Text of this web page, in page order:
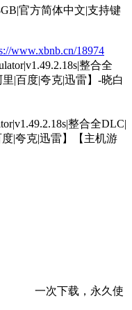
官方简体中文|支持键
www.xbnb.cn/18974
整合全DLC|
|夸克|迅雷】【主机游
一次下载，永久使